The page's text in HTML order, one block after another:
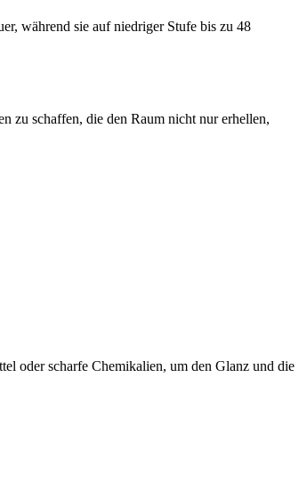
während sie auf niedriger Stufe bis zu 48
zu schaffen, die den Raum nicht nur erhellen,
oder scharfe Chemikalien, um den Glanz und die